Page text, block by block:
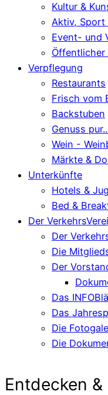
Kultur &
Aktiv, Sport
Event- und
Öffentlicher
Verpflegung
Restaurants
Frisch vom
Backstuben
Genuss
Wein -
Märkte &
Unterkünfte
Hotels &
Bed &
Der
Der
Die
Der
Das
Das
Die
Die
Entdecken &